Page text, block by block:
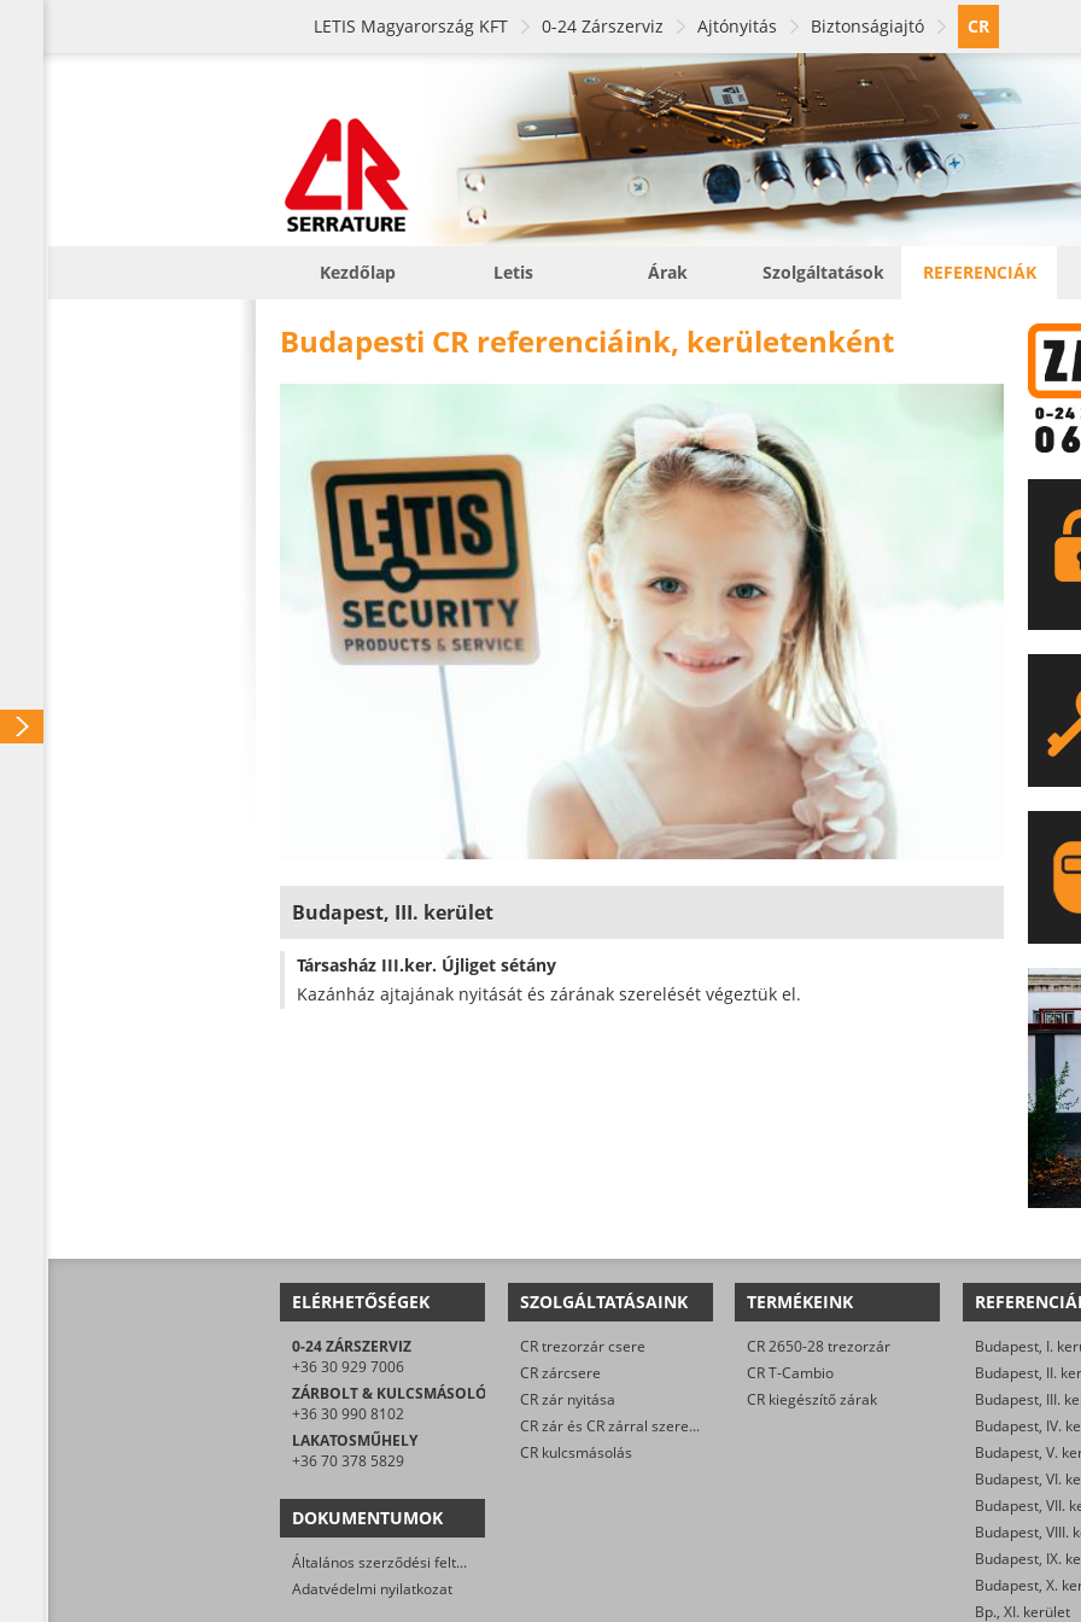
LETIS Magyarország KFT 0-24 Zárszerviz Ajtónyitás Biztonságiajtó CR
Kezdőlap Letis Árak Szolgáltatások REFERENCIÁK
Budapesti CR referenciáink, kerületenként
Budapest, III. kerület
Társasház III.ker. Újliget sétány
Kazánház ajtajának nyitását és zárának szerelését végeztük el.
ELÉRHETŐSÉGEK
0-24 ZÁRSZERVIZ
+36 30 929 7006
ZÁRBOLT & KULCSMÁSOLÓ
+36 30 990 8102
LAKATOSMŰHELY
+36 70 378 5829
DOKUMENTUMOK
Általános szerződési feltételek
Adatvédelmi nyilatkozat
SZOLGÁLTATÁSAINK
CR trezorzár csere
CR zárcsere
CR zár nyitása
CR zár és CR zárral szerelt biztonsági ajtó javítása
CR kulcsmásolás
TERMÉKEINK
CR 2650-28 trezorzár
CR T-Cambio
CR kiegészítő zárak
Budapest, I.
Budapest, II.
Budapest, III.
Budapest, IV.
Budapest, V.
Budapest, VI.
Budapest, VII.
Budapest, VIII.
Budapest, IX.
Budapest, X.
Bp., XI. kerület